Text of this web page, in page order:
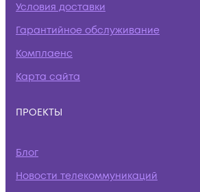
Условия доставки
Гарантийное обслуживание
Комплаенс
Карта сайта
ПРОЕКТЫ
Блог
Новости телекоммуникаций